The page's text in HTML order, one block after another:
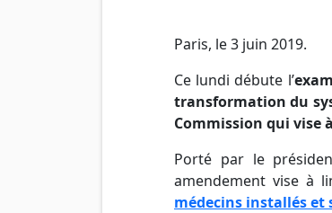
Paris, le 3 juin 2019.
Ce lundi débute l’
transformation du
Commission qui vise
Porté par le
amendement vise à
médecins installés et